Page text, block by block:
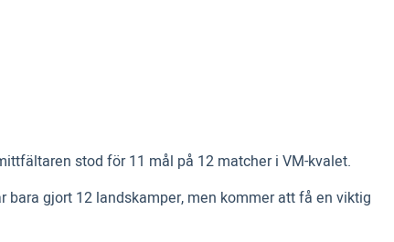
stod för 11 mål på 12 matcher i VM-kvalet.
bara gjort 12 landskamper, men kommer att få en viktig